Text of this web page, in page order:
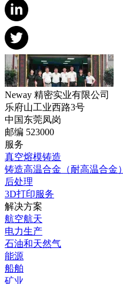
Neway 精密实业有限公司
乐府山工业西路3号
中国东莞凤岗
邮编 523000
服务
真空熔模铸造
铸造高温合金（耐高温合金）
后处理
3D打印服务
解决方案
航空航天
电力生产
石油和天然气
能源
船舶
矿业